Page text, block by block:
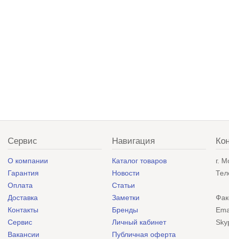
Сервис
О компании
Гарантия
Оплата
Доставка
Контакты
Сервис
Вакансии
Навигация
Каталог товаров
Новости
Статьи
Заметки
Бренды
Личный кабинет
Публичная оферта
г.